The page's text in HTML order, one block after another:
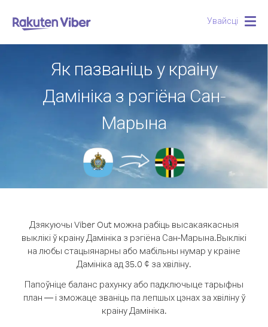
Увайсці
Як пазваніць у краіну
Дамініка з рэгіёна Сан-
Марына
Дзякуючы Viber Out можна рабіць высакаякасныя
выклікі ў краіну Дамініка з рэгіёна Сан-Марына.Выклікі
на любы стацыянарны або мабільны нумар у краіне
Дамініка ад 35.0 ¢ за хвіліну.
Папоўніце баланс рахунку або падключыце тарыфны
план — і зможаце званіць па лепшых цэнах за хвіліну ў
краіну Дамініка.